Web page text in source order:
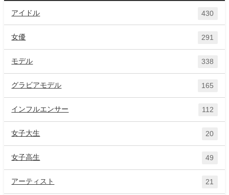
アイドル 430
女優 291
モデル 338
グラビアモデル 165
インフルエンサー 112
女子大生 20
女子高生 49
アーティスト 21